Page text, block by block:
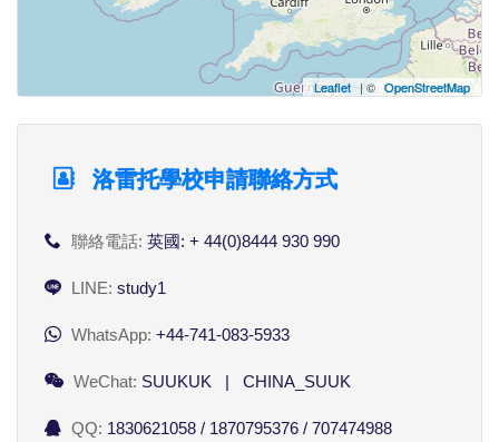
Leaflet | © OpenStreetMap
洛雷托學校申請聯絡方式
聯絡電話: 英國: + 44(0)8444 930 990
LINE: study1
WhatsApp: +44-741-083-5933
WeChat: SUUKUK | CHINA_SUUK
QQ: 1830621058 / 1870795376 / 707474988